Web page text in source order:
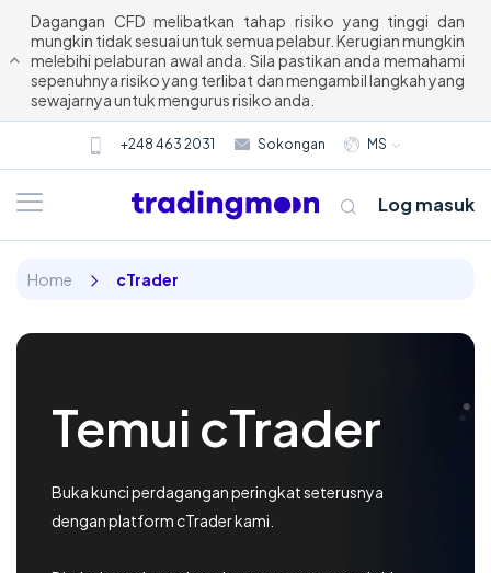
Dagangan CFD melibatkan tahap risiko yang tinggi dan
mungkin tidak sesuai untuk semua pelabur. Kerugian mungkin
melebihi pelaburan awal anda. Sila pastikan anda memahami
sepenuhnya risiko yang terlibat dan mengambil langkah yang
sewajarnya untuk mengurus risiko anda.
+248 463 2031 Sokongan MS
Dagangan
Pasaran
Log masuk
Home cTrader
Temui cTrader
Buka kunci perdagangan peringkat seterusnya
dengan platform cTrader kami.